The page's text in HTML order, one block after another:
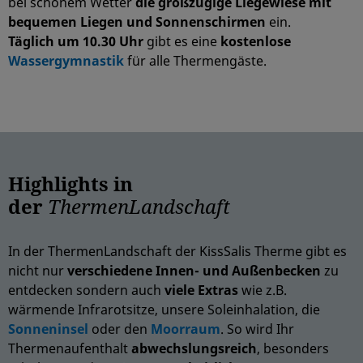
bequemen Liegen und Sonnenschirmen ein.
Täglich um 10.30 Uhr gibt es eine kostenlose
Wassergymnastikfür alle Thermengäste.
Highlights in
der ThermenLandschaft
In der ThermenLandschaft der KissSalis Therme gibt es
nicht nurverschiedene Innen- und Außenbecken zu
entdecken sondern auch viele Extraswie z.B.
wärmende Infrarotsitze, unsere Soleinhalation, die
Sonneninsel oder den Moorraum. So wird Ihr
Thermenaufenthaltabwechslungsreich, besonders